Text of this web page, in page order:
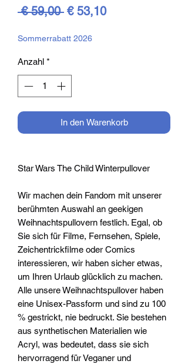
€ 59,00 Standardpreis
€ 53,10Sale-
Sommerrabatt 2026
Anzahl *
In den Warenkorb
Star Wars The Child Winterpullover
Wir machen dein Fandom mit unserer
berühmten Auswahl an geekigen
Weihnachtspullovern festlich. Egal, ob
Sie sich für Filme, Fernsehen, Spiele,
Zeichentrickfilme oder Comics
interessieren, wir haben sicher etwas,
um Ihren Urlaub glücklich zu machen.
Alle unsere Weihnachtspullover haben
eine Unisex-Passform und sind zu 100
% gestrickt, nie bedruckt. Sie bestehen
aus synthetischen Materialien wie
Acryl, was bedeutet, dass sie sich
hervorragend für Veganer und